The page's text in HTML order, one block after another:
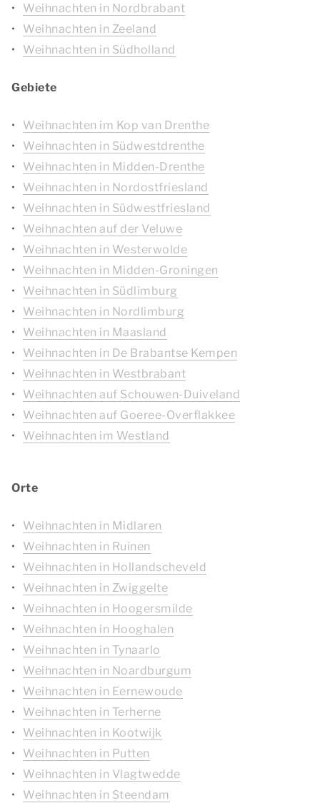
Weihnachten in Nordbrabant
Weihnachten in Zeeland
Weihnachten in Südholland
Gebiete
Weihnachten im Kop van Drenthe
Weihnachten in Südwestdrenthe
Weihnachten in Midden-Drenthe
Weihnachten in Nordostfriesland
Weihnachten in Südwestfriesland
Weihnachten auf der Veluwe
Weihnachten in Westerwolde
Weihnachten in Midden-Groningen
Weihnachten in Südlimburg
Weihnachten in Nordlimburg
Weihnachten in Maasland
Weihnachten in De Brabantse Kempen
Weihnachten in Westbrabant
Weihnachten auf Schouwen-Duiveland
Weihnachten auf Goeree-Overflakkee
Weihnachten im Westland
Orte
Weihnachten in Midlaren
Weihnachten in Ruinen
Weihnachten in Hollandscheveld
Weihnachten in Zwiggelte
Weihnachten in Hoogersmilde
Weihnachten in Hooghalen
Weihnachten in Tynaarlo
Weihnachten in Noardburgum
Weihnachten in Eernewoude
Weihnachten in Terherne
Weihnachten in Kootwijk
Weihnachten in Putten
Weihnachten in Vlagtwedde
Weihnachten in Steendam